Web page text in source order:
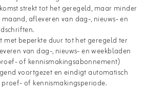
strekt tot het geregeld, maar minder
afleveren van dag-, nieuws- en
met beperkte duur tot het geregeld ter
van dag-, nieuws- en weekbladen
of kennismakingsabonnement)
voortgezet en eindigt automatisch
of kennismakingsperiode.